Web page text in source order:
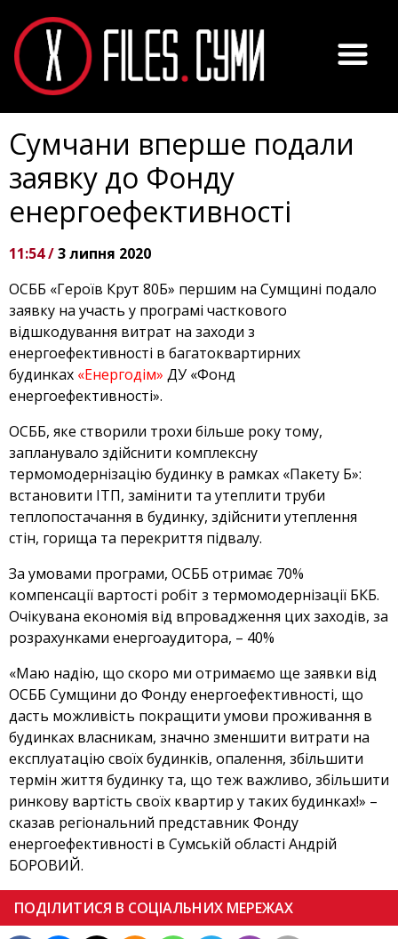
Сумчани вперше подали
заявку до Фонду
енергоефективності
11:54 /3 липня 2020
ОСББ «Героїв Крут 80Б» першим на Сумщині подало
заявку на участь у програмі часткового
відшкодування витрат на заходи з
енергоефективності в багатоквартирних
будинках «Енергодім» ДУ «Фонд
енергоефективності».
ОСББ, яке створили трохи більше року тому,
запланувало здійснити комплексну
термомодернізацію будинку в рамках «Пакету Б»:
встановити ІТП, замінити та утеплити труби
теплопостачання в будинку, здійснити утеплення
стін, горища та перекриття підвалу.
За умовами програми, ОСББ отримає 70%
компенсації вартості робіт з термомодернізації БКБ.
Очікувана економія від впровадження цих заходів, за
розрахунками енергоаудитора, – 40%
«Маю надію, що скоро ми отримаємо ще заявки від
ОСББ Сумщини до Фонду енергоефективності, що
дасть можливість покращити умови проживання в
будинках власникам, значно зменшити витрати на
експлуатацію своїх будинків, опалення, збільшити
термін життя будинку та, що теж важливо, збільшити
ринкову вартість своїх квартир у таких будинках!» –
сказав регіональний представник Фонду
енергоефективності в Сумській області Андрій
БОРОВИЙ.
ПОДІЛИТИСЯ В СОЦІАЛЬНИХ МЕРЕЖАХ